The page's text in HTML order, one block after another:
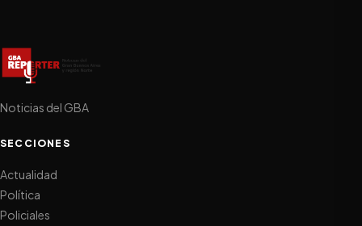
Noticias del GBA
SECCIONES
Actualidad
Política
Policiales